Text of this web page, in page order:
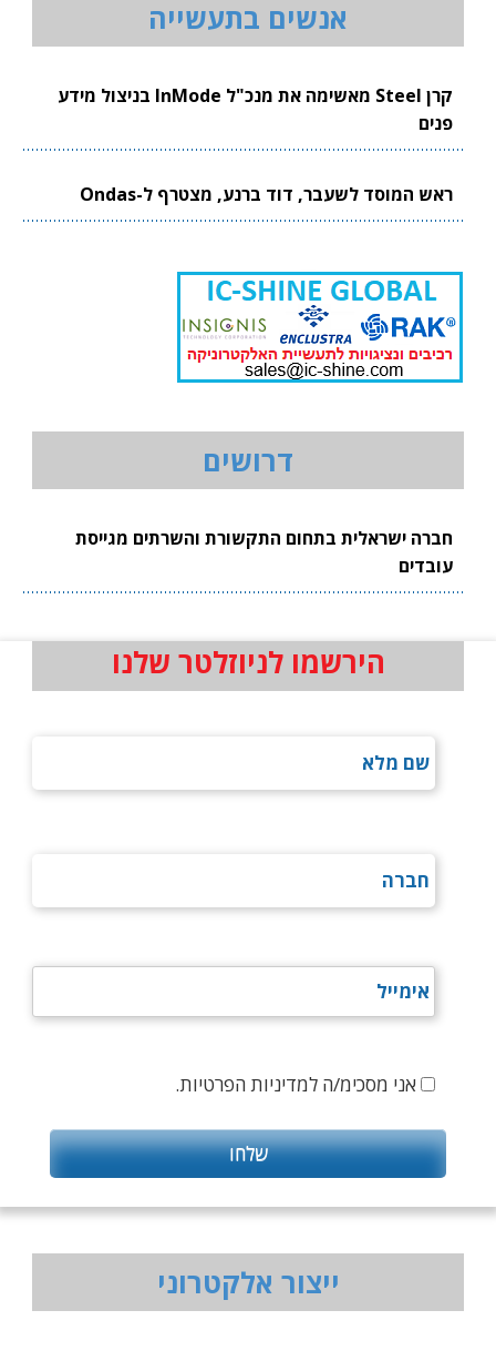
אנשים בתעשייה
קרן Steel מאשימה את מנכ"ל InMode בניצול מידע
פנים
ראש המוסד לשעבר, דוד ברנע, מצטרף ל-Ondas
דרושים
חברה ישראלית בתחום התקשורת והשרתים מגייסת
עובדים
הירשמו לניוזלטר שלנו
אני מסכימ/ה למדיניות הפרטיות.
ייצור אלקטרוני